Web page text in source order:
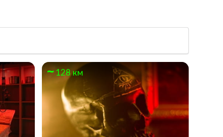
128 км